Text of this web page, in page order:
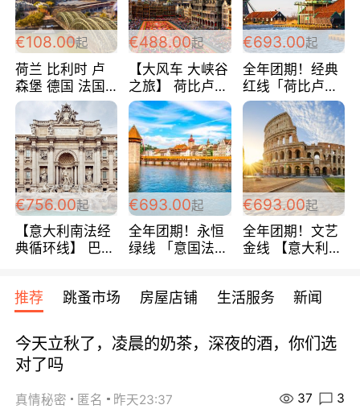
€108.00起
荷兰 比利时 卢
森堡 德国 法国
超爽玩遍西欧 循
环线 全程四星宾
馆 108欧/人/天
€488.00起
【大风车 大峡谷
之旅】 荷比卢德
法 巴黎上下 经
典五国四日游
488欧/人
€693.00起
全年团期！经典
红线「荷比卢德
法」七天循环 五
国 仅售99欧/人/
天！巴黎上下！
包拼房~
€756.00起
【意大利南法经
典循环线】 巴黎
宾馆 108欧/天起
全程756欧/位
€693.00起
全年团期！永恒
绿线 「意国法
欧/天起 ~包拼房
€693.00起
全年团期！文艺
金线 【意大利一
每周铁发！
推荐 跳蚤市场 房屋店铺 生活服务 新闻
今天立秋了，凌晨的奶茶，深夜的酒，你们选
对了吗
真情秘密 匿名 昨天23:37 37 3